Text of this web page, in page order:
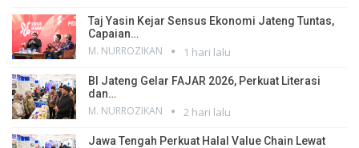
Taj Yasin Kejar Sensus Ekonomi Jateng Tuntas,
Capaian…
M. NURROZIKAN 1 hari lalu
BI Jateng Gelar FAJAR 2026, Perkuat Literasi
dan…
M. NURROZIKAN 2 hari lalu
Jawa Tengah Perkuat Halal Value Chain Lewat